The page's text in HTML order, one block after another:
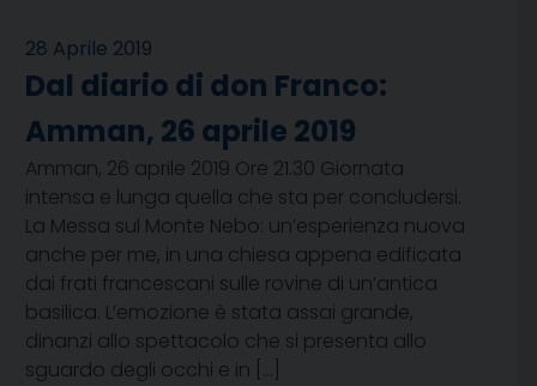
28 Aprile 2019
Dal diario di don Franco:
Amman, 26 aprile 2019
Amman, 26 aprile 2019 Ore 21.30 Giornata
intensa e lunga quella che sta per concludersi.
La Messa sul Monte Nebo: un’esperienza nuova
anche per me, in una chiesa appena edificata
dai frati francescani sulle rovine di un’antica
basilica. L’emozione è stata assai grande,
dinanzi allo spettacolo che si presenta allo
sguardo degli occhi e in […]